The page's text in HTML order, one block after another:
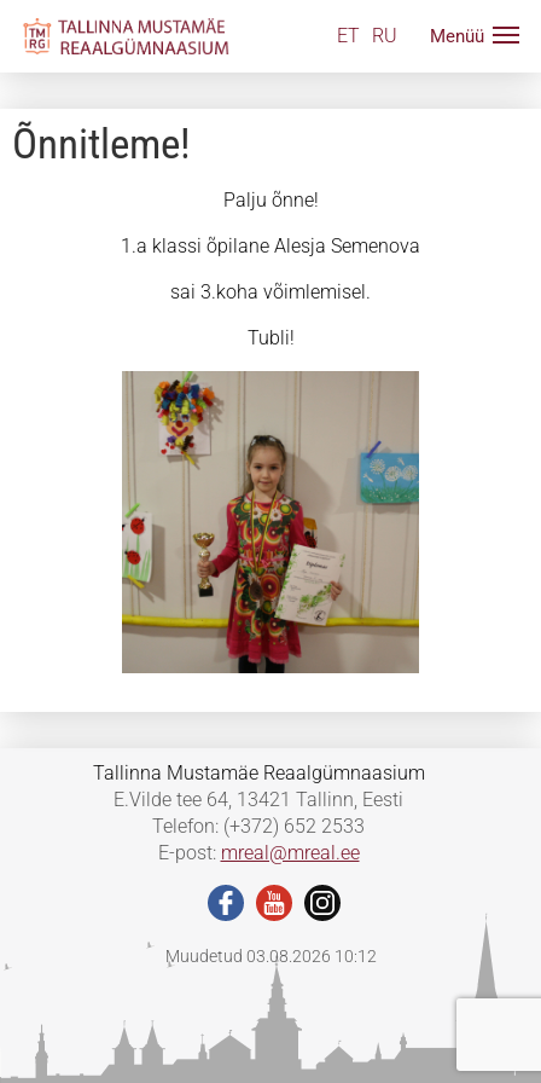
ET RU
Õnnitleme!
Palju õnne!
1.a klassi õpilane Alesja Semenova
sai 3.koha võimlemisel.
Tubli!
Tallinna Mustamäe Reaalgümnaasium
E.Vilde tee 64, 13421 Tallinn, Eesti
Telefon: (+372) 652 2533
E-post: mreal@mreal.ee
Muudetud 03.08.2026 10:12